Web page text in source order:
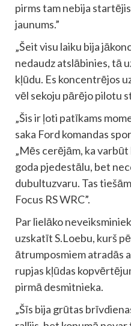
pirms tam nebija
jaunums.”
„Šeit visu laiku bija
nedaudz atslābinies, tā
kļūdu. Es koncentrējos
vēl sekoju pārējo pilotu
„Šis ir ļoti patīkams
saka Ford komandas
„Mēs cerējām, ka
goda pjedestālu, bet
dubultuzvaru. Tas
Focus RS WRC”.
Par lielāko
uzskatīt S.Loebu, kurš
ātrumposmiem atradās
rupjas kļūdas
pirmā desmitnieka.
„Šīs bija grūtas